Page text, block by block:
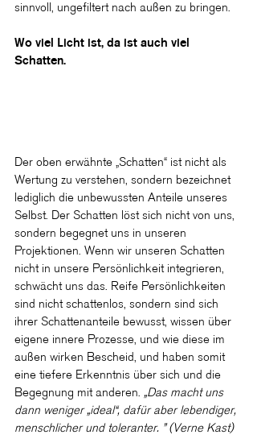
sinnvoll, ungefiltert nach außen zu bringen.
Wo viel Licht ist, da ist auch viel
Schatten.
Der oben erwähnte „Schatten“ ist nicht als
Wertung zu verstehen, sondern bezeichnet
lediglich die unbewussten Anteile unseres
Selbst. Der Schatten löst sich nicht von uns,
sondern begegnet uns in unseren
Projektionen. Wenn wir unseren Schatten
nicht in unsere Persönlichkeit integrieren,
schwächt uns das. Reife Persönlichkeiten
sind nicht schattenlos, sondern sind sich
ihrer Schattenanteile bewusst, wissen über
eigene innere Prozesse, und wie diese im
außen wirken Bescheid, und haben somit
eine tiefere Erkenntnis über sich und die
Begegnung mit anderen. „Das macht uns
dann weniger „ideal“, dafür aber lebendiger,
menschlicher und toleranter. ” (Verne Kast)